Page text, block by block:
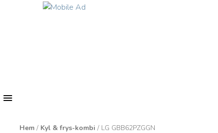
MENU
Hem / Kyl & frys-kombi / LG GBB62PZGGN